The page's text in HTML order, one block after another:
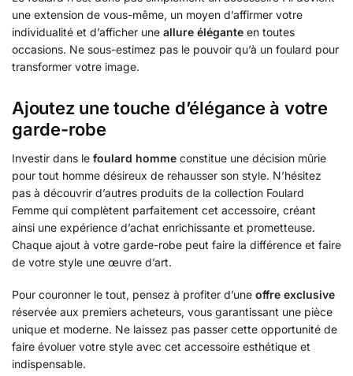
une extension de vous-même, un moyen d’affirmer votre
individualité et d’afficher une allure élégante en toutes
occasions. Ne sous-estimez pas le pouvoir qu’à un foulard pour
transformer votre image.
Ajoutez une touche d’élégance à votre
garde-robe
Investir dans le foulard homme constitue une décision mûrie
pour tout homme désireux de rehausser son style. N’hésitez
pas à découvrir d’autres produits de la collection Foulard
Femme qui complètent parfaitement cet accessoire, créant
ainsi une expérience d’achat enrichissante et prometteuse.
Chaque ajout à votre garde-robe peut faire la différence et faire
de votre style une œuvre d’art.
Pour couronner le tout, pensez à profiter d’une offre exclusive
réservée aux premiers acheteurs, vous garantissant une pièce
unique et moderne. Ne laissez pas passer cette opportunité de
faire évoluer votre style avec cet accessoire esthétique et
indispensable.